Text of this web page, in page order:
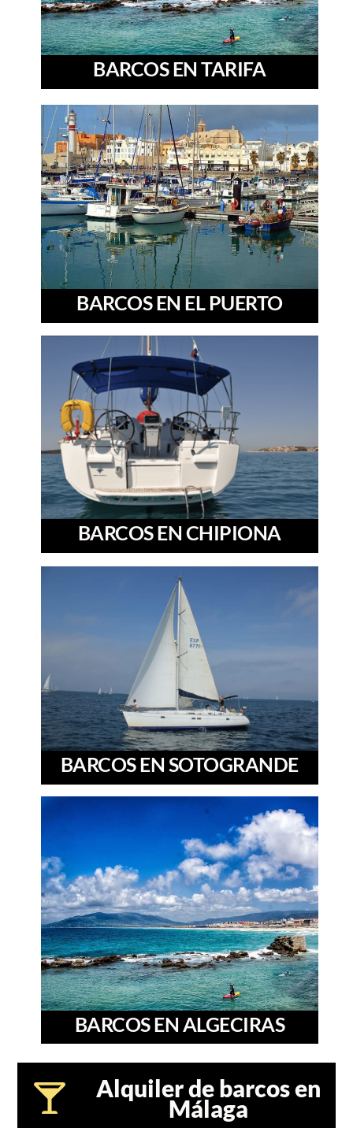
BARCOS EN TARIFA
BARCOS EN EL PUERTO
BARCOS EN CHIPIONA
BARCOS EN SOTOGRANDE
BARCOS EN ALGECIRAS
Alquiler de barcos en
Málaga